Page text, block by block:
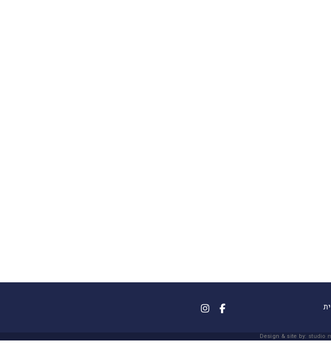
Design & site by: studio